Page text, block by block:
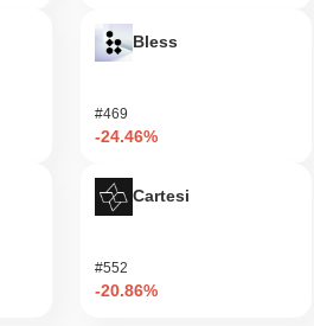
Bless
#469
-24.46%
Cartesi
#552
-20.86%